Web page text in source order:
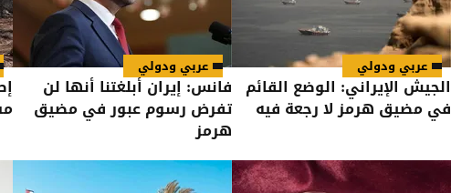
عربي ودولي
الجيش الإيراني: الوضع القائم
في مضيق هرمز لا رجعة فيه
عربي ودولي
فانس: إيران أبلغتنا أنها لن
تفرض رسوم عبور في مضيق
هرمز